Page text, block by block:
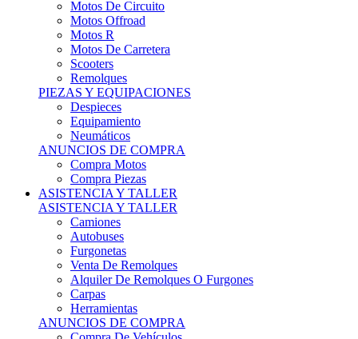
Motos R
Motos De Carretera
Scooters
Remolques
PIEZAS Y EQUIPACIONES
Despieces
Equipamiento
Neumáticos
ANUNCIOS DE COMPRA
Compra Motos
Compra Piezas
ASISTENCIA Y TALLER
ASISTENCIA Y TALLER
Camiones
Autobuses
Furgonetas
Venta De Remolques
Alquiler De Remolques O Furgones
Carpas
Herramientas
ANUNCIOS DE COMPRA
Compra De Vehículos
Compra De Herramientas